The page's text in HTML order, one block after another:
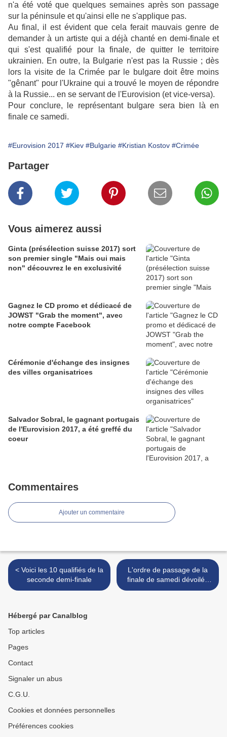
n'a été voté que quelques semaines après son passage
sur la péninsule et qu'ainsi elle ne s'applique pas.
Au final, il est évident que cela ferait mauvais genre de
demander à un artiste qui a déjà chanté en demi-finale et
qui s'est qualifié pour la finale, de quitter le territoire
ukrainien. En outre, la Bulgarie n'est pas la Russie ; dès
lors la visite de la Crimée par le bulgare doit être moins
"gênant" pour l'Ukraine qui a trouvé le moyen de répondre
à la Russie... en se servant de l'Eurovision (et vice-versa).
Pour conclure, le représentant bulgare sera bien là en
finale ce samedi.
#Eurovision 2017 #Kiev #Bulgarie #Kristian Kostov #Crimée
Partager
Vous aimerez aussi
Ginta (présélection suisse 2017) sort
son premier single "Mais oui mais
non" découvrez le en exclusivité
Gagnez le CD promo et dédicacé de
JOWST "Grab the moment", avec
notre compte Facebook
Cérémonie d'échange des insignes
des villes organisatrices
Salvador Sobral, le gagnant portugais
de l'Eurovision 2017, a été greffé du
coeur
Commentaires
Ajouter un commentaire
< Voici les 10 qualifiés de la
seconde demi-finale
L'ordre de passage de la
finale de samedi dévoilé :
Alma chantera en dernière
Hébergé par Canalblog
Top articles
Pages
Contact
Signaler un abus
C.G.U.
Cookies et données personnelles
Préférences cookies